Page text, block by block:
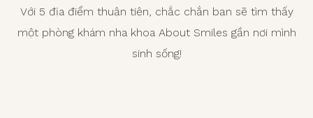
Với 5 địa điểm thuận tiện, chắc chắn bạn sẽ tìm thấy
một phòng khám nha khoa About Smiles gần nơi mình
sinh sống!